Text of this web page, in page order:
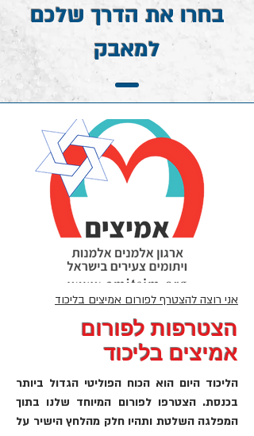
בחרו את הדרך שלכם
למאבק
אני רוצה להצטרף לפורום אמיצים בליכוד
הצטרפות לפורום
אמיצים בליכוד
הליכוד היום הוא הכוח הפוליטי הגדול ביותר
בכנסת. הצטרפו לפורום המיוחד שלנו בתוך
המפלגה השלטת ותהיו חלק מהלחץ הישיר על